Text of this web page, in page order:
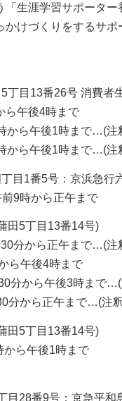
「生涯学習サポータ
けづくりをするサポ
5丁目13番26号 消費者
午後4時まで
ら午後1時まで…(注
ら午後1時まで…(注
丁目1番5号：京浜急行
から正午まで
田5丁目13番14号)
分から正午まで…(注
午後4時まで
から午後3時まで…(
から正午まで…(注
田5丁目13番14号)
ら午後1時まで
目28番9号：京急平和